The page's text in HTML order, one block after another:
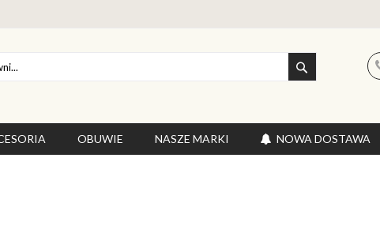
OBUWIE NASZE MARKI NOWA DOSTAWA